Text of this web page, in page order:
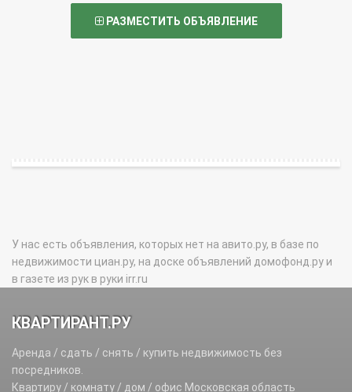
РАЗМЕСТИТЬ ОБЪЯВЛЕНИЕ
У нас есть объявления, которых нет на авито.ру, в базе по
недвижимости циан.ру, на доске объявлений домофонд.ру и
в газете из рук в руки irr.ru
КВАРТИРАНТ.РУ
Аренда / сдать / снять / купить недвижимость без
посредников.
Квартиру / комнату / дом / офис Московская область